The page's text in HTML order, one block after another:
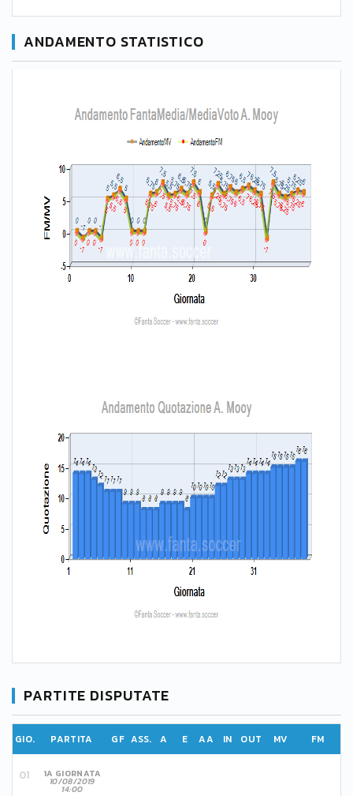
ANDAMENTO STATISTICO
PARTITE DISPUTATE
GIO. PARTITA GF ASS. A E AA IN OUT MV FM
1A GIORNATA
10/08/2019
14:00